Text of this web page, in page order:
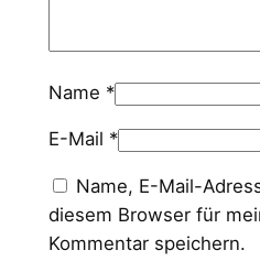
Name *
E-Mail *
Name, E-Mail-
diesem Browser für
Kommentar speichern.